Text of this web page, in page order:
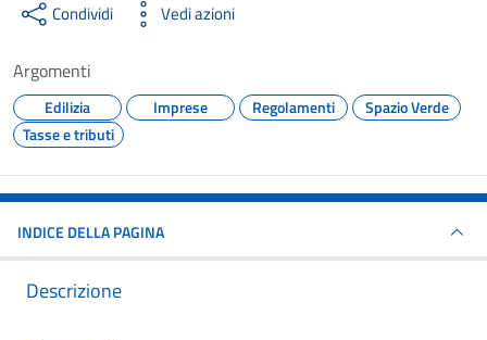
Condividi Vedi azioni
Argomenti
Edilizia Imprese Regolamenti
Spazio Verde
Tasse e tributi
INDICE DELLA PAGINA
Descrizione